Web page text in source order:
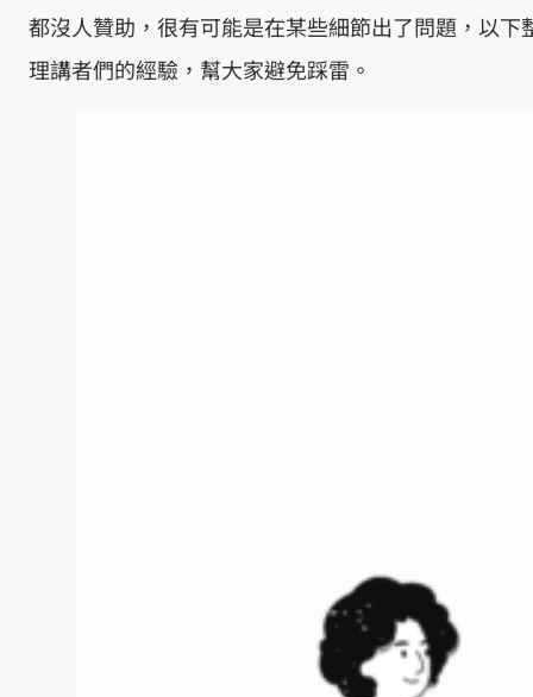
都沒人贊助，很有可能是在某些細節出了問題，以下
理講者們的經驗，幫大家避免踩雷。